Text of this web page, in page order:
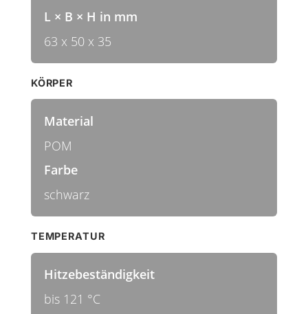
L × B × H in mm
63 x 50 x 35
KÖRPER
Material
POM
Farbe
schwarz
TEMPERATUR
Hitzebeständigkeit
bis 121 °C